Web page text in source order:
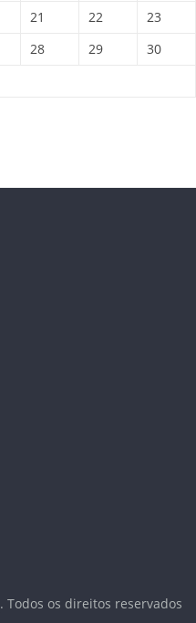
21 22
23
28 29
30
. Todos os direitos reservados